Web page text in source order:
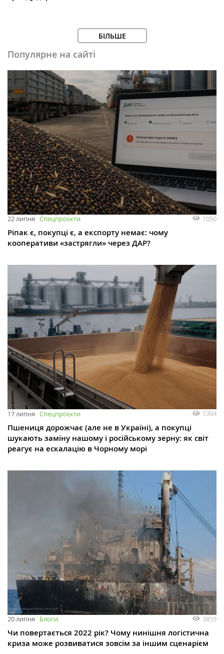
БІЛЬШЕ
Популярне на сайті
22 липня Спецпроєкти 1050
Ріпак є, покупці є, а експорту немає: чому
кооперативи «застрягли» через ДАР?
17 липня Спецпроєкти 1304
Пшениця дорожчає (але не в Україні), а покупці
шукають заміну нашому і російському зерну: як світ
реагує на ескалацію в Чорному морі
20 липня Блоги 3859
Чи повертається 2022 рік? Чому нинішня логістична
криза може розвиватися зовсім за іншим сценарієм